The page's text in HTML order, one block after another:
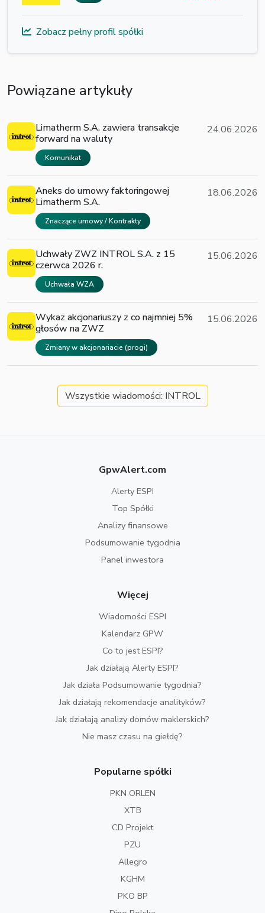
Zobacz pełny profil spółki
Powiązane artykuły
Limatherm S.A. zawiera transakcje
forward na waluty
Komunikat
24.06.2026
Aneks do umowy faktoringowej
Limatherm S.A.
Znaczące umowy / Kontrakty
18.06.2026
Uchwały ZWZ INTROL S.A. z 15
czerwca 2026 r.
Uchwała WZA
15.06.2026
Wykaz akcjonariuszy z co najmniej 5%
głosów na ZWZ
Zmiany w akcjonariacie (progi)
15.06.2026
Wszystkie wiadomości: INTROL
GpwAlert.com
Alerty ESPI
Top Spółki
Analizy finansowe
Podsumowanie tygodnia
Panel inwestora
Więcej
Wiadomości ESPI
Kalendarz GPW
Co to jest ESPI?
Jak działają Alerty ESPI?
Jak działa Podsumowanie tygodnia?
Jak działają rekomendacje analityków?
Jak działają analizy domów maklerskich?
Nie masz czasu na giełdę?
Popularne spółki
PKN ORLEN
XTB
CD Projekt
PZU
Allegro
KGHM
PKO BP